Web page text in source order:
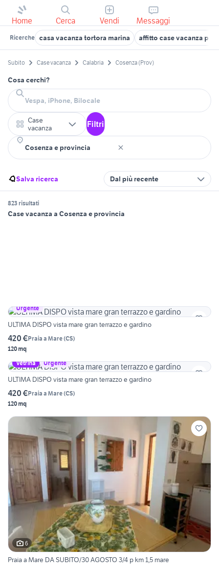
Home Cerca Vendi Messaggi
Ricerche casa vacanza tortora marina affitto case vacanza
Subito Case vacanza Calabria Cosenza (Prov)
Cosa cerchi?
Case
vacanza
Filtri
Salva ricerca Dal più recente
823 risultati
Case vacanza a Cosenza e provincia
Urgente
ULTIMA DISPO vista mare gran terrazzo e gardino
420 €Praia a Mare(CS)
120 mq
Vetrina
Urgente
ULTIMA DISPO vista mare gran terrazzo e gardino
420 €Praia a Mare(CS)
120 mq
6
Praia a Mare DA SUBITO/30 AGOSTO 3/4 p km 1,5 mare